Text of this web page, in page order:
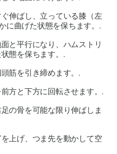
伸ばし、立っている膝（左
に曲げた状態を保ちます。.
と平行になり、ハムストリ
態を保ちます。.
筋を引き締めます。.
方と下方に回転させます。.
の骨を可能な限り伸ばしま
上げ、つま先を動かして空